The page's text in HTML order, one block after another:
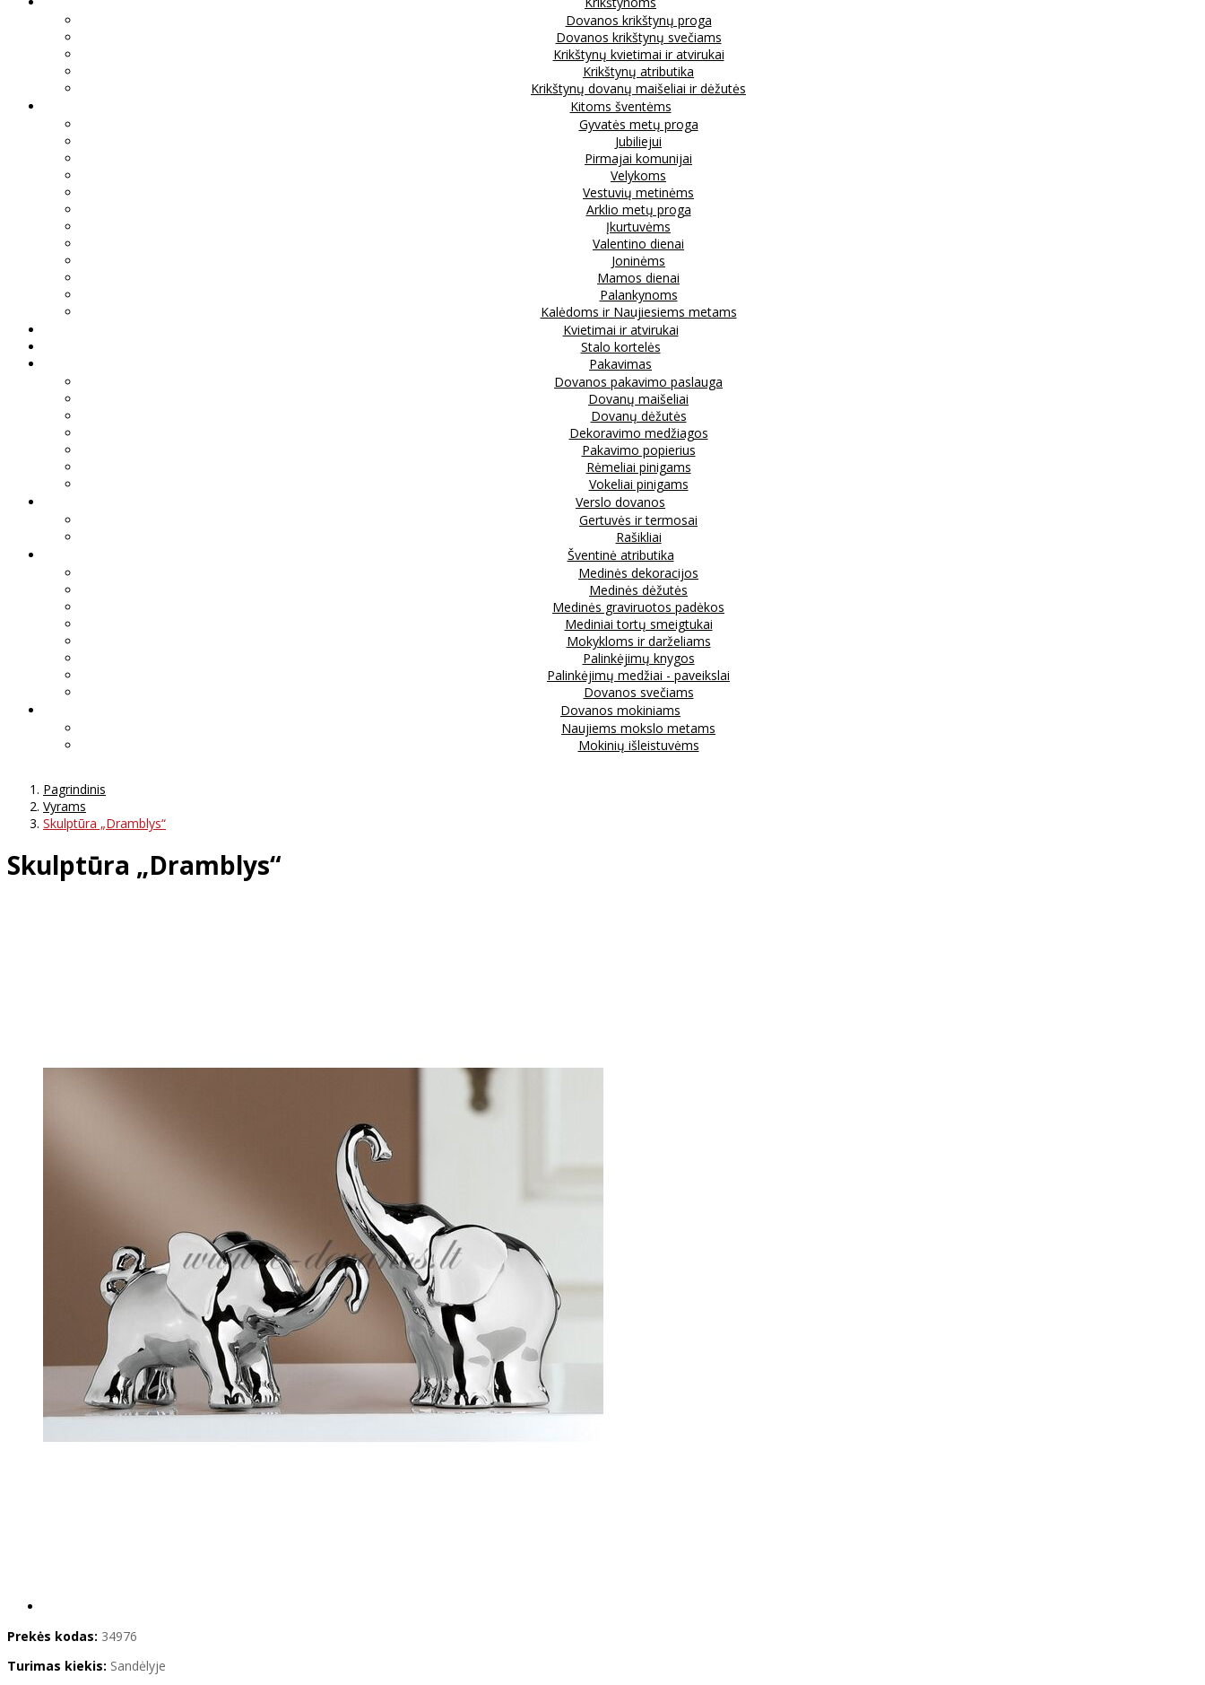
Dovanos krikštynų proga
Dovanos krikštynų svečiams
Krikštynų kvietimai ir atvirukai
Krikštynų atributika
Krikštynų dovanų maišeliai ir dėžutės
Kitoms šventėms
Gyvatės metų proga
Jubiliejui
Pirmajai komunijai
Velykoms
Vestuvių metinėms
Arklio metų proga
Įkurtuvėms
Valentino dienai
Joninėms
Mamos dienai
Palankynoms
Kalėdoms ir Naujiesiems metams
Kvietimai ir atvirukai
Stalo kortelės
Pakavimas
Dovanos pakavimo paslauga
Dovanų maišeliai
Dovanų dėžutės
Dekoravimo medžiagos
Pakavimo popierius
Rėmeliai pinigams
Vokeliai pinigams
Verslo dovanos
Gertuvės ir termosai
Rašikliai
Šventinė atributika
Medinės dekoracijos
Medinės dėžutės
Medinės graviruotos padėkos
Mediniai tortų smeigtukai
Mokykloms ir darželiams
Palinkėjimų knygos
Palinkėjimų medžiai - paveikslai
Dovanos svečiams
Dovanos mokiniams
Naujiems mokslo metams
Mokinių išleistuvėms
Pagrindinis
Vyrams
Skulptūra „Dramblys“
Skulptūra „Dramblys“
Prekės kodas: 34976
Turimas kiekis: Sandėlyje